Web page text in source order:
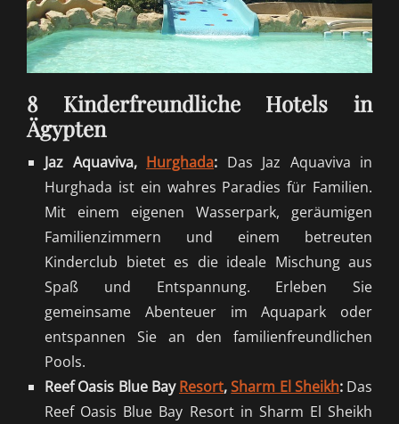
8 Kinderfreundliche Hotels in
Ägypten
Jaz Aquaviva, Hurghada: Das Jaz Aquaviva in
Hurghada ist ein wahres Paradies für Familien.
Mit einem eigenen Wasserpark, geräumigen
Familienzimmern und einem betreuten
Kinderclub bietet es die ideale Mischung aus
Spaß und Entspannung. Erleben Sie
gemeinsame Abenteuer im Aquapark oder
entspannen Sie an den familienfreundlichen
Pools.
Reef Oasis Blue BayResort,Sharm El Sheikh:Das
Reef Oasis Blue Bay Resort in Sharm El Sheikh